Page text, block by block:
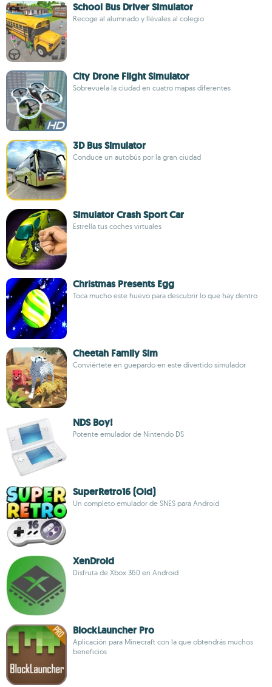
School Bus Driver Simulator
Recoge al alumnado y llévales al colegio
City Drone Flight Simulator
Sobrevuela la ciudad en cuatro mapas diferentes
3D Bus Simulator
Conduce un autobús por la gran ciudad
Simulator Crash Sport Car
Estrella tus coches virtuales
Christmas Presents Egg
Toca mucho este huevo para descubrir lo que hay dentro
Cheetah Family Sim
Conviértete en guepardo en este divertido simulador
NDS Boy!
Potente emulador de Nintendo DS
SuperRetro16 (Old)
Un completo emulador de SNES para Android
XenDroid
Disfruta de Xbox 360 en Android
BlockLauncher Pro
Aplicación para Minecraft con la que obtendrás muchos
beneficios